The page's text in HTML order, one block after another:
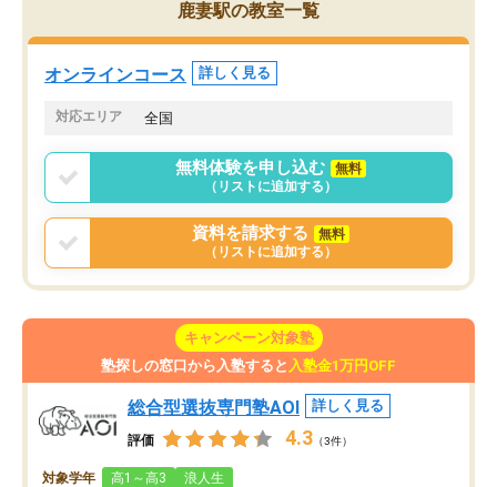
ションを維持できました。「やらされ
る勉強」から「目標のための勉強」へ
意識が変わったことが、目標校への合
た。自分から学ぶ姿勢を
鹿妻駅の教室一覧
オンラインコース 詳しく見る
対応エリア 全国
無料体験を申し込む
無料
（リストに追加する）
資料を請求する
無料
（リストに追加する）
キャンペーン対象塾
塾探しの窓口から入塾すると 入塾金1万円OFF
総合型選抜専門塾AOI 詳しく見る
評価 4.3 （3件）
対象学年 高1～高3 浪人生